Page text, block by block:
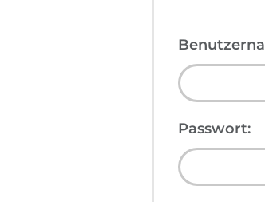
Passwort: